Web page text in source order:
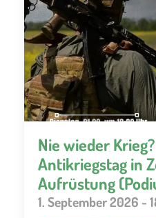
Nie wieder
Antikriegstag in
Aufrüstung
1. September 2026 -